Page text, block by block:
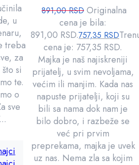
u
treba
za
si
te.
o
sve
891,00RSD Originalna
cena je bila:
891,00 RSD.757,35 RSD
cena je: 757,35 RSD.
Majka je naš najiskreniji
prijatelj, u svim nevoljama,
većim ili manjim. Kada nas
napuste prijatelji, koji su
bili sa nama dok nam je
bilo dobro, i razbeže se
već pri prvim
preprekama, majka je uvek
uz nas. Nema zla sa kojim